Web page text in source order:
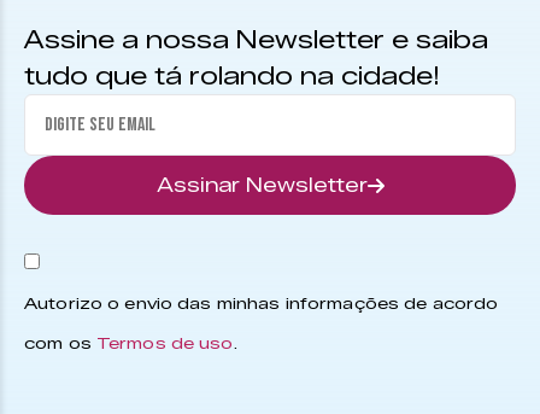
Assine a nossa Newsletter e saiba
tudo que tá rolando na cidade!
Assinar Newsletter
Autorizo o envio das minhas informações de acordo
com os Termos de uso.